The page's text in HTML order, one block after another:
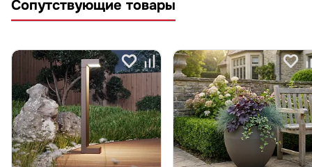
Сопутствующие товары